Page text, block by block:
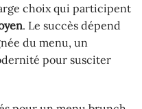
choix qui participent
. Le succès dépend
du menu, un
pour susciter